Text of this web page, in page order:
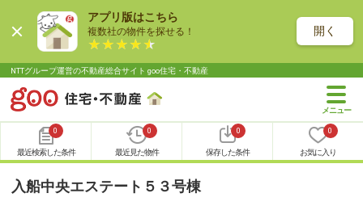
アプリ版はこちら
複数社の物件を探せる！ 開く
NTTグループ運営の不動産総合サイト goo住宅・不動産
0
最近検索した条件
0
最近見た物件
0
保存した条件
0
お気に入り
入船中央エステート５３号棟